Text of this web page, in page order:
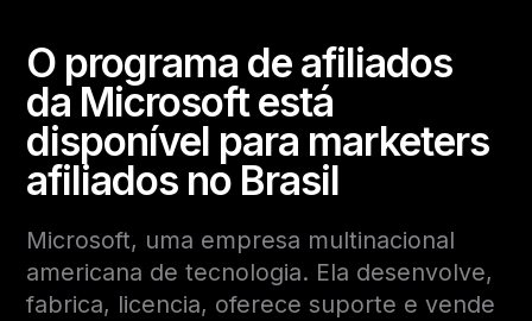
O programa de afiliados
da Microsoft está
disponível para marketers
afiliados no Brasil
Microsoft, uma empresa multinacional
americana de tecnologia. Ela desenvolve,
fabrica, licencia, oferece suporte e vende